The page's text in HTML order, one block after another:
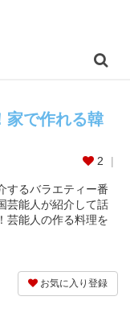
家で作れる韓
2
するバラエティー番
芸能人が紹介して話
芸能人の作る料理を
お気に入り登録